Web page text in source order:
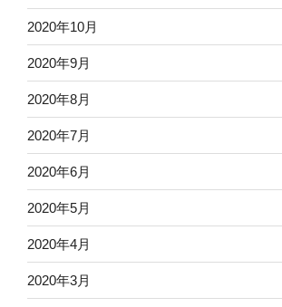
2020年10月
2020年9月
2020年8月
2020年7月
2020年6月
2020年5月
2020年4月
2020年3月